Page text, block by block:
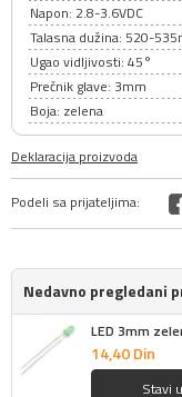
Napon: 2.8-3.6VDC
Talasna dužina: 520-
Ugao vidljivosti: 45°
Prečnik glave: 3mm
Boja: zelena
Deklaracija proizvoda
Podeli sa prijateljima:
Nedavno pregledani
LED 3mm
14,40Din
Stavi